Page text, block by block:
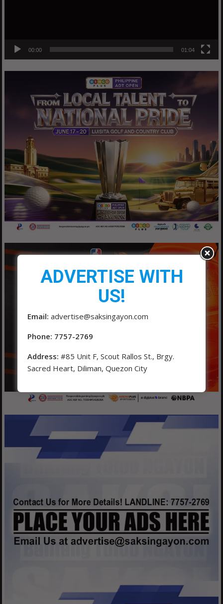
00:00 01:04
ADVERTISE WITH
US!
Email: advertise@saksingayon.com
Phone: 7757-2769
Address: #85 Unit F, Scout Rallos St., Brgy.
Sacred Heart, Diliman, Quezon City